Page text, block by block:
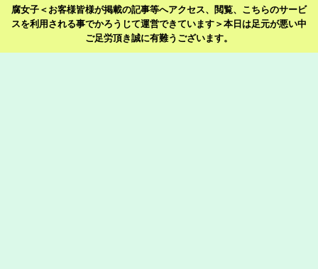
腐女子＜お客様皆様が掲載の記事等へアクセス、閲覧、こちらのサービ
スを利用される事でかろうじて運営できています＞本日は足元が悪い中
ご足労頂き誠に有難うございます。